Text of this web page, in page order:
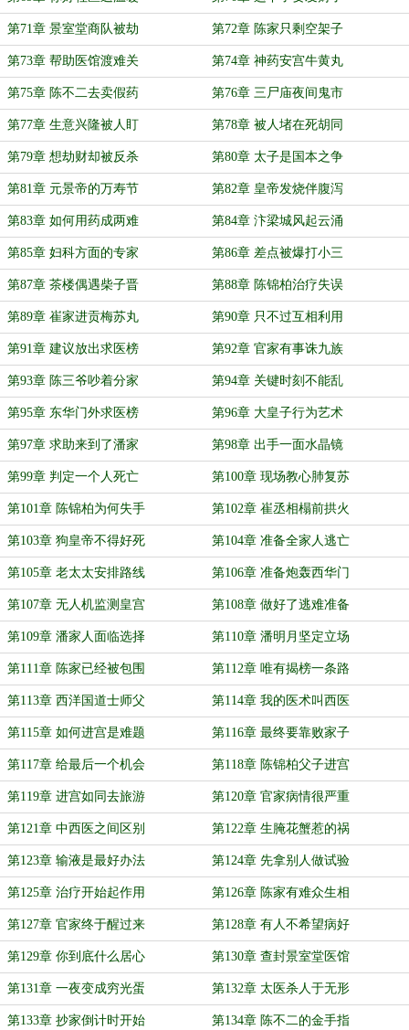
第71章 景室堂商队被劫 第72章 陈家只剩空架子
第73章 帮助医馆渡难关 第74章 神药安宫牛黄丸
第75章 陈不二去卖假药 第76章 三尸庙夜间鬼市
第77章 生意兴隆被人盯 第78章 被人堵在死胡同
第79章 想劫财却被反杀 第80章 太子是国本之争
第81章 元景帝的万寿节 第82章 皇帝发烧伴腹泻
第83章 如何用药成两难 第84章 汴梁城风起云涌
第85章 妇科方面的专家 第86章 差点被爆打小三
第87章 茶楼偶遇柴子晋 第88章 陈锦柏治疗失误
第89章 崔家进贡梅苏丸 第90章 只不过互相利用
第91章 建议放出求医榜 第92章 官家有事诛九族
第93章 陈三爷吵着分家 第94章 关键时刻不能乱
第95章 东华门外求医榜 第96章 大皇子行为艺术
第97章 求助来到了潘家 第98章 出手一面水晶镜
第99章 判定一个人死亡 第100章 现场教心肺复苏
第101章 陈锦柏为何失手 第102章 崔丞相榻前拱火
第103章 狗皇帝不得好死 第104章 准备全家人逃亡
第105章 老太太安排路线 第106章 准备炮轰西华门
第107章 无人机监测皇宫 第108章 做好了逃难准备
第109章 潘家人面临选择 第110章 潘明月坚定立场
第111章 陈家已经被包围 第112章 唯有揭榜一条路
第113章 西洋国道士师父 第114章 我的医术叫西医
第115章 如何进宫是难题 第116章 最终要靠败家子
第117章 给最后一个机会 第118章 陈锦柏父子进宫
第119章 进宫如同去旅游 第120章 官家病情很严重
第121章 中西医之间区别 第122章 生腌花蟹惹的祸
第123章 输液是最好办法 第124章 先拿别人做试验
第125章 治疗开始起作用 第126章 陈家有难众生相
第127章 官家终于醒过来 第128章 有人不希望病好
第129章 你到底什么居心 第130章 查封景室堂医馆
第131章 一夜变成穷光蛋 第132章 太医杀人于无形
第133章 抄家倒计时开始 第134章 陈不二的金手指